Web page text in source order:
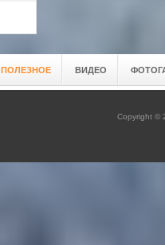
ПОЛЕЗНОЕ ВИДЕО
Copyright ©